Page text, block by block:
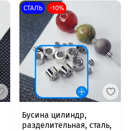
СТАЛЬ -10%
Бусина цилиндр,
разделительная, сталь,